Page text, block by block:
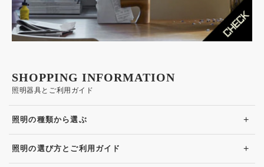
照明器具とご利用ガイド
SHOPPING INFORMATION
照明の種類から選ぶ +
照明の選び方とご利用ガイド +